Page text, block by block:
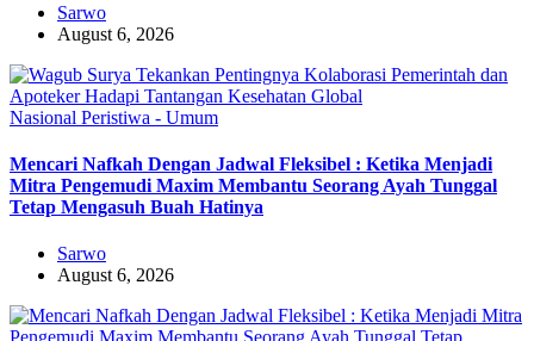
Sarwo
August 6, 2026
Nasional Peristiwa - Umum
Mencari Nafkah Dengan Jadwal Fleksibel : Ketika Menjadi
Mitra Pengemudi Maxim Membantu Seorang Ayah Tunggal
Tetap Mengasuh Buah Hatinya
Sarwo
August 6, 2026